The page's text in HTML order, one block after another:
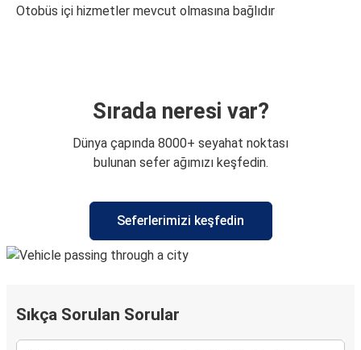
Otobüs içi hizmetler mevcut olmasına bağlıdır
Sırada neresi var?
Dünya çapında 8000+ seyahat noktası
bulunan sefer ağımızı keşfedin.
Seferlerimizi keşfedin
Sıkça Sorulan Sorular